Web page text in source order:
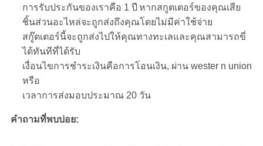
การรับประกันของเราคือ 1 ปี หากสกูตเตอร์ของคุณเสีย
ชิ้นส่วนอะไหล่จะถูกส่งถึงคุณโดยไม่มีค่าใช้จ่าย
สกู๊ตเตอร์นี้จะถูกส่งไปให้คุณทางทะเลและคุณสามารถขี่
ได้ทันทีที่ได้รับ
เงื่อนไขการชำระเงินคือการโอนเงิน, ผ่าน wester n union
หรือ
เวลาการส่งมอบประมาณ 20 วัน
คำถามที่พบบ่อย: